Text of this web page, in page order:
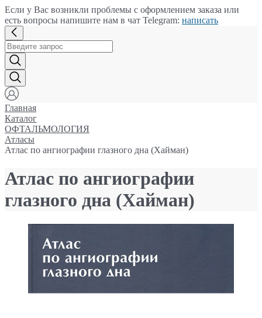
Если у Вас возникли проблемы с оформлением заказа или
есть вопросы напишите нам в чат Telegram: написать
Главная
Каталог
ОФТАЛЬМОЛОГИЯ
Атласы
Атлас по ангиографии глазного дна (Хайман)
Атлас по ангиографии
глазного дна (Хайман)